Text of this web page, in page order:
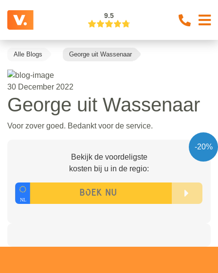
9.5
Alle Blogs George uit Wassenaar
30 December 2022
George uit Wassenaar
Voor zover goed. Bedankt voor de service.
-20%
Bekijk de voordeligste
kosten bij u in de regio: